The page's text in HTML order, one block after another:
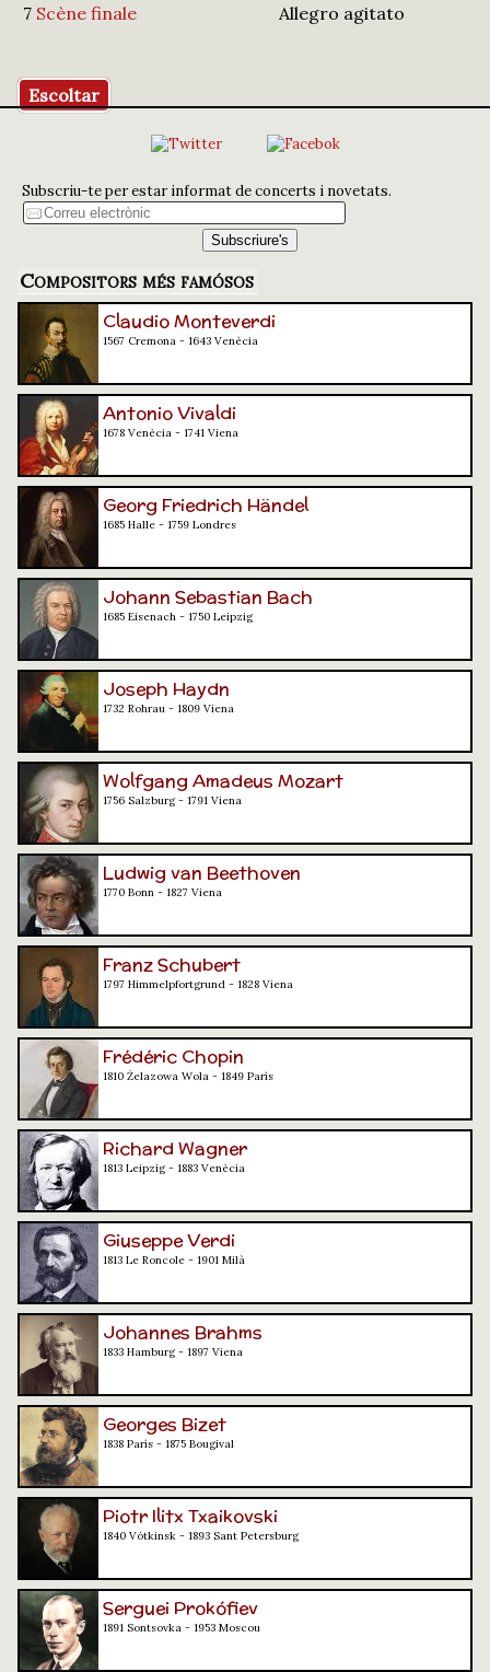
7 Scène finale Allegro agitato
Escoltar
Subscriu-te per estar informat de concerts i novetats.
Compositors més famósos
Claudio Monteverdi
1567 Cremona - 1643 Venècia
Antonio Vivaldi
1678 Venècia - 1741 Viena
Georg Friedrich Händel
1685 Halle - 1759 Londres
Johann Sebastian Bach
1685 Eisenach - 1750 Leipzig
Joseph Haydn
1732 Rohrau - 1809 Viena
Wolfgang Amadeus Mozart
1756 Salzburg - 1791 Viena
Ludwig van Beethoven
1770 Bonn - 1827 Viena
Franz Schubert
1797 Himmelpfortgrund - 1828 Viena
Frédéric Chopin
1810 Żelazowa Wola - 1849 París
Richard Wagner
1813 Leipzig - 1883 Venècia
Giuseppe Verdi
1813 Le Roncole - 1901 Milà
Johannes Brahms
1833 Hamburg - 1897 Viena
Georges Bizet
1838 París - 1875 Bougival
Piotr Ilitx Txaikovski
1840 Vótkinsk - 1893 Sant Petersburg
Serguei Prokófiev
1891 Sontsovka - 1953 Moscou